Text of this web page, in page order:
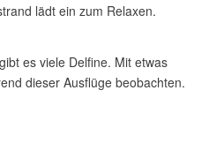
lädt ein zum Relaxen.
es viele Delfine. Mit etwas
dieser Ausflüge beobachten.